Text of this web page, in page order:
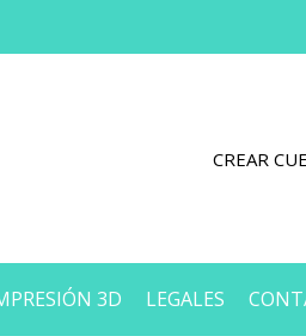
CREAR
3D LEGALES